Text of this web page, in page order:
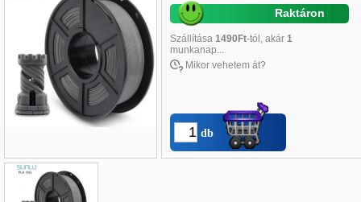
Raktáron
Szállítása1490Ft-tól, akár1
munkanap...
Mikor vehetem át?
db